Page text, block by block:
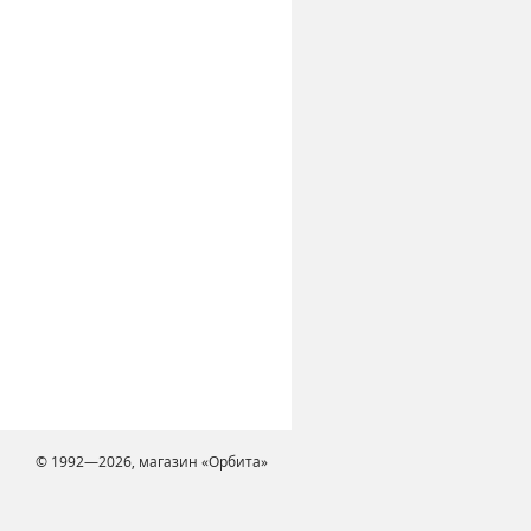
© 1992—2026, магазин «Орбита»